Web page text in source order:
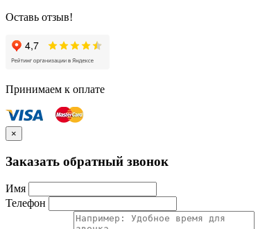
Оставь отзыв!
Принимаем к оплате
×
Заказать обратный звонок
Имя
Телефон